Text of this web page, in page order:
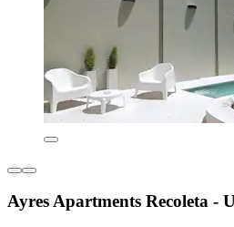
Ayres Apartments Recoleta -